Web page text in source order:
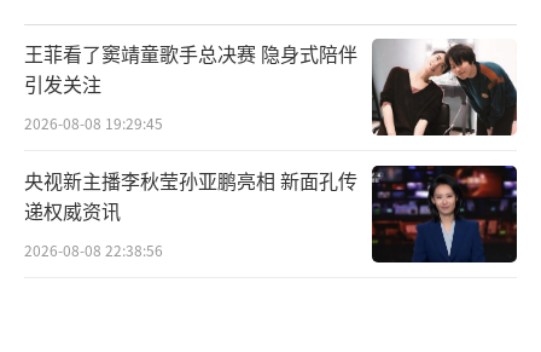
繁发生，都使和平前景愈发不明朗。
从技术面来看，当前黄金处于“空头主导
+ 短期超卖”的状态，目前价格已跌破4300，
下行空间进一步打开，趋势反转仍需等待MACD
金叉、RSI突破50等信号确认。
（责任编辑：zx000
1）
王菲看了窦靖童歌手总决赛 隐身式陪伴
引发关注
2026-08-08 19:29:45
央视新主播李秋莹孙亚鹏亮相 新面孔传
递权威资讯
2026-08-08 22:38:56